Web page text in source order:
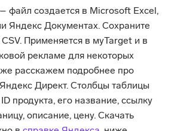
файл создается в Microsoft Excel,
Яндекс Документах. Сохраните
Применяется в мyTarget и в
рекламе для некоторых
расскажем подробнее про
Директ. Столбцы таблицы
продукта, его название, ссылку
описание, цену. Скачать